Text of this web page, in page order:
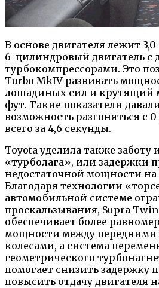
В основе двигателя лежит
6-цилиндровый двигатель с
турбокомпрессорами. Это
Turbo MkIV развивать
лошадиных сил и крутящий
фут. Такие показатели
возможность разгоняться с
всего за 4,6 секунды.
Toyota уделила также заботу
«турболага», или задержки
недостаточной мощности на
Благодаря технологии
автомобильной системе
проскальзывания, Supra
обеспечивает более
мощности между передними
колесами, а система
геометрического
помогает снизить задержку
повысить отдачу двигателя